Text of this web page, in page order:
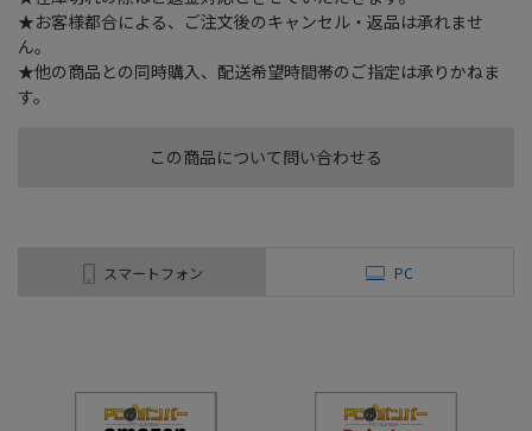
この商品について問い合わせる
★お客様都合による、ご注文後のキャンセル・返品は承れませ
ん。
★他の商品との同時購入、配送希望時間帯のご指定は承りかねま
す。
スマートフォン PC